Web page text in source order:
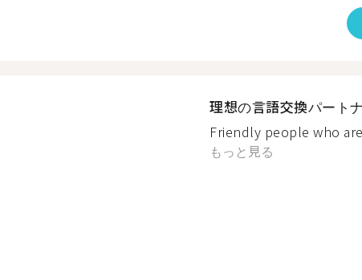
理想の言語交換パート
Friendly people who
もっと見る